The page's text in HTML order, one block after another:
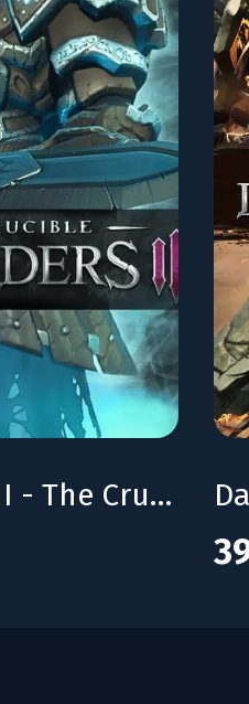
Darksiders III - The Crucible